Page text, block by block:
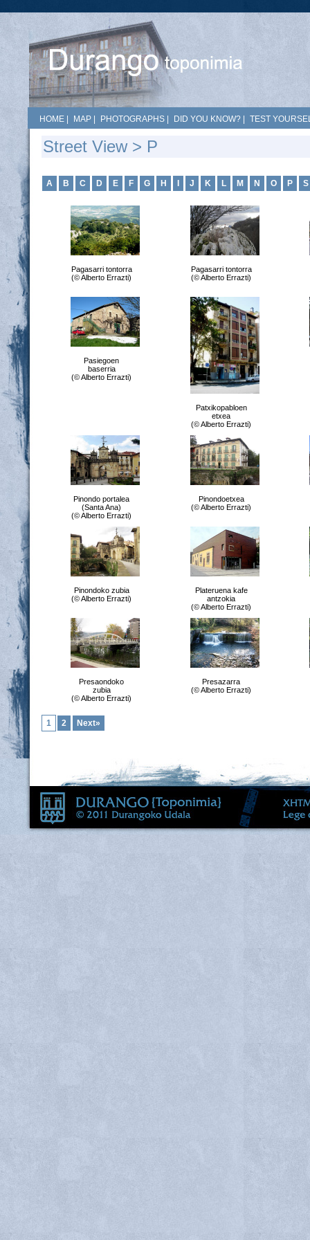
HOME MAP PHOTOGRAPHS DID YOU KNOW? TEST
Street View > P
A B C D E F G H J K L M N O P S
Pagasarri tontorra
(© Alberto Errazti)
Pagasarri tontorra
(© Alberto Errazti)
Pasiegoen
baserria
(© Alberto Errazti)
Patxikopabloen
etxea
(© Alberto Errazti)
Pinondo portalea
(Santa Ana)
(© Alberto Errazti)
Pinondoetxea
(© Alberto Errazti)
Pinondoko zubia
(© Alberto Errazti)
Plateruena kafe
antzokia
(© Alberto Errazti)
Presaondoko
zubia
(© Alberto Errazti)
Presazarra
(© Alberto Errazti)
1 2 Next»